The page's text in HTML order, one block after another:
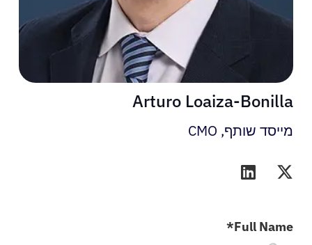
מטופלים
רופאים
Arturo Loaiza-Bonilla
מייסד שותף, CMO
Full Name*